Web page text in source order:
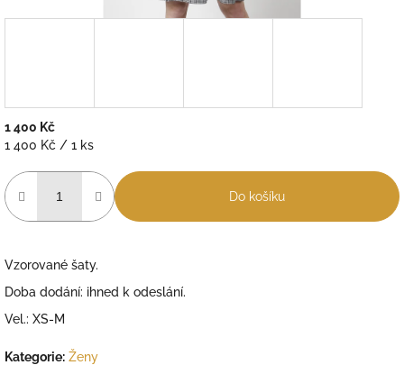
1 400 Kč
Měrná
1 400 Kč / 1 ks
Do košíku
Vzorované šaty.
Doba dodání: ihned k odeslání.
Vel.: XS-M
Kategorie: Ženy